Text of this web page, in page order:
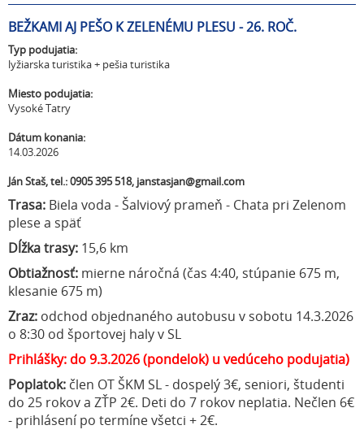
BEŽKAMI AJ PEŠO K ZELENÉMU PLESU - 26. ROČ.
Typ podujatia:
lyžiarska turistika + pešia turistika
Miesto podujatia:
Vysoké Tatry
Dátum konania:
14.03.2026
Ján Staš, tel.: 0905 395 518, janstasjan@gmail.com
Trasa: Biela voda - Šalviový prameň - Chata pri Zelenom
plese a späť
Dĺžka trasy: 15,6 km
Obtiažnosť: mierne náročná (čas 4:40, stúpanie 675 m,
klesanie 675 m)
Zraz: odchod objednaného autobusu v sobotu 14.3.2026
o 8:30 od športovej haly v SL
Prihlášky: do 9.3.2026 (pondelok) u vedúceho podujatia)
Poplatok: člen OT ŠKM SL - dospelý 3€, seniori, študenti
do 25 rokov a ZŤP 2€. Deti do 7 rokov neplatia. Nečlen 6€
- prihlásení po termíne všetci + 2€.